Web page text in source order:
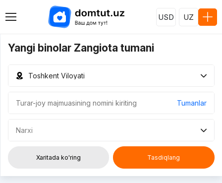
USD UZ
Yangi binolar Zangiota tumani
Toshkent Viloyati
Tumanlar
Narxi
Xaritada ko'ring Tasdiqlang